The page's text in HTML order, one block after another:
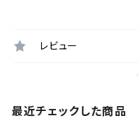
レビュー
最近チェックした商品